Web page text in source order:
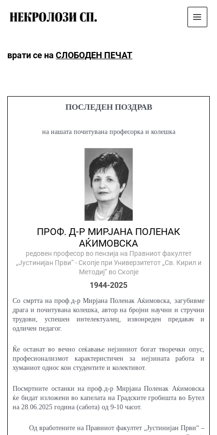
Main
врати се наСЛОБОДЕН ПЕЧАТ
ПОСЛЕДЕН ПОЗДРАВ
на нашата почитувана професорка и колешка
ПРОФ. Д-Р МИРЈАНА ПОЛЕНАК
АЌИМОВСКА
редовен професор во пензија на Правниот факултет
„Јустинијан Први“ - Скопје при Универзитетот „Св. Кирил и
Методиј“ во Скопје
1944-2025
Со смртта на проф.д-р Мирјана Поленак Аќимовска, загубивме
драга и почитувана колешка, автор на бројни научни и стручни
трудови, успешен интелектуалец, извонреден предавач и
одличен педагог.
Ќе останат во вечно сеќавање нејзиниот богат творечки опус,
професионализмот карактеристичен за нејзината работа и
хуманиот однос кон студентите и колективот.
Посмртните останки на проф.д-р Мирјана Поленак Аќимовска
ќе бидат изложени во капелата на Градските гробишта во Бутел
на 28.06.2025 година (сабота) од 9-10 часот.
Од вработените на Правниот факултет „Јустинијан Први“ –